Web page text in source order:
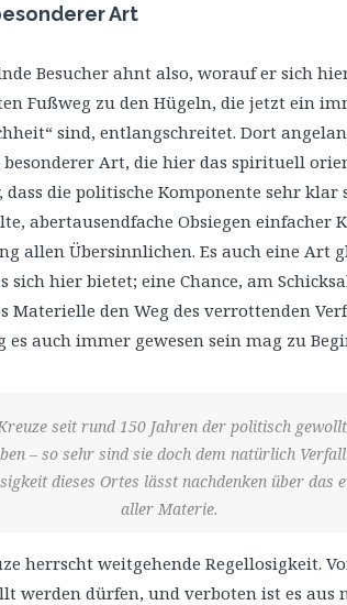
Art
Besucher ahnt also, worauf er sich
Fußweg zu den Hügeln, die jetzt ein
sind, entlangschreitet. Dort
Art, die hier das spirituell
die politische Komponente sehr klar
abertausendfache Obsiegen einfacher
allen Übersinnlichen. Es auch eine Art
sich hier bietet; eine Chance, am
Materielle den Weg des verrottenden
auch immer gewesen sein mag zu
seit rund 150 Jahren der politisch
– so sehr sind sie doch dem natürlich
dieses Ortes lässt nachdenken über das
aller Materie.
herrscht weitgehende Regellosigkeit.
werden dürfen, und verboten ist es aus